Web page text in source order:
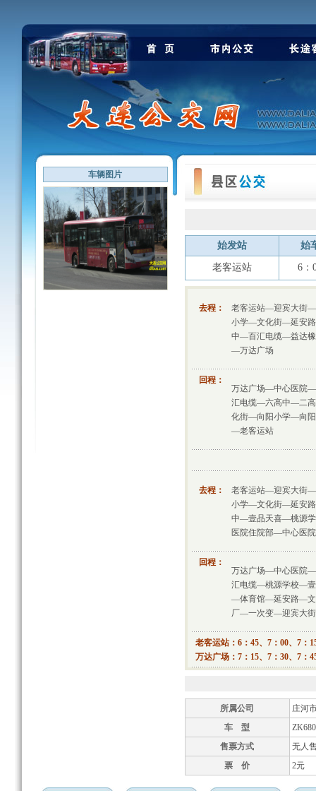
车辆图片
始发站 始
老客运站 6：
去程：
老客运站—迎宾大街
小学—文化街—延安
中—百汇电缆—益达
—万达广场
回程：
万达广场—中心医院
汇电缆—六高中—二
化街—向阳小学—向
—老客运站
去程：
老客运站—迎宾大街
小学—文化街—延安
中—壹品天喜—桃源
医院住院部—中心医
回程：
万达广场—中心医院
汇电缆—桃源学校—
—体育馆—延安路—
厂—一次变—迎宾大
老客运站：6：45、7：00、7：
万达广场：7：15、7：30、7：
所属公司
庄河
车 型
售票方式
无人
票 价
2元